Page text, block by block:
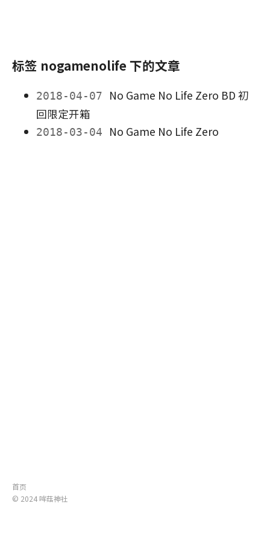
标签 nogamenolife 下的文章
2018-04-07 No Game No Life Zero BD 初
回限定开箱
2018-03-04 No Game No Life Zero
首页
© 2024哞菇神社